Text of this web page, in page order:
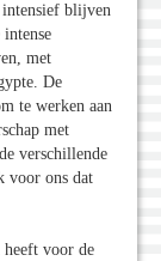
blijven
met
De
te werken aan
met
verschillende
voor ons dat
heeft voor de